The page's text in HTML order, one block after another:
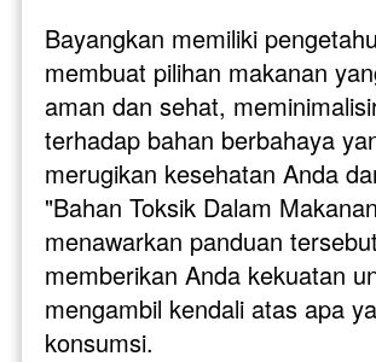
Bayangkan memiliki
membuat pilihan makanan
aman dan sehat,
terhadap bahan berbahaya
merugikan kesehatan Anda
"Bahan Toksik Dalam
menawarkan panduan
memberikan Anda kekuatan
mengambil kendali atas apa
konsumsi.